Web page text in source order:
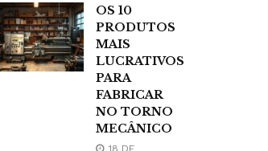
OS 10
PRODUTOS
MAIS
LUCRATIVOS
PARA
FABRICAR
NO TORNO
MECÂNICO
18 DE